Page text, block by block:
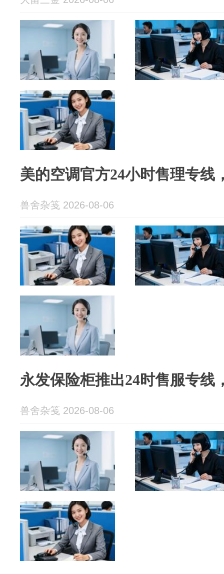
美的空调官方24小时售理专线
兽舍杂笺 2026-08-06
永发保险柜推出24时售服专线
兽舍杂笺 2026-08-06